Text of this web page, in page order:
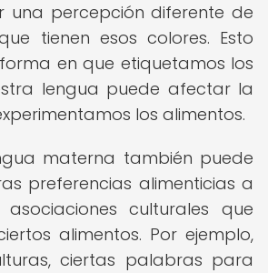
una percepción diferente de
tienen esos colores. Esto
en que etiquetamos los
lengua puede afectar la
los alimentos.
materna también puede
preferencias alimenticias a
culturales que
alimentos. Por ejemplo,
ciertas palabras para